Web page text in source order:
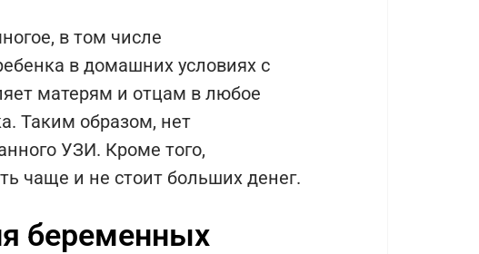
в том числе
в домашних условиях с
матерям и отцам в любое
Таким образом, нет
УЗИ. Кроме того,
чаще и не стоит больших денег.
беременных